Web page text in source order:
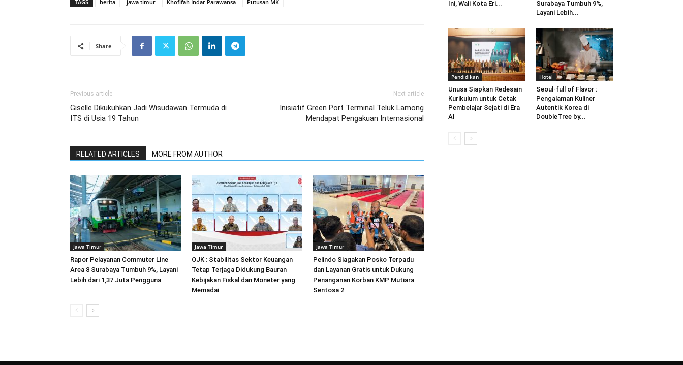
TAGS berita jawa timur Khofifah Indar Parawansa Putusan MK
Share
Previous article
Giselle Dikukuhkan Jadi Wisudawan Termuda di
ITS di Usia 19 Tahun
Next article
Inisiatif Green Port Terminal Teluk Lamong
Mendapat Pengakuan Internasional
RELATED ARTICLES MORE FROM AUTHOR
Jawa Timur
Rapor Pelayanan Commuter Line
Area 8 Surabaya Tumbuh 9%, Layani
Lebih dari 1,37 Juta Pengguna
Jawa Timur
OJK : Stabilitas Sektor Keuangan
Tetap Terjaga Didukung Bauran
Kebijakan Fiskal dan Moneter yang
Memadai
Jawa Timur
Pelindo Siagakan Posko Terpadu
dan Layanan Gratis untuk Dukung
Penanganan Korban KMP Mutiara
Sentosa 2
Ini, Wali Kota Eri...
Surabaya Tumbuh 9%,
Layani Lebih...
Pendidikan
Unusa Siapkan Redesain
Kurikulum untuk Cetak
Pembelajar Sejati di Era
AI
Hotel
Seoul-full of Flavor :
Pengalaman Kuliner
Autentik Korea di
DoubleTree by...